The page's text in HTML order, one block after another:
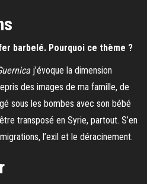
barbelé. Pourquoi ce thème ?
j’évoque la dimension
des images de ma famille, de
sous les bombes avec son bébé
transposé en Syrie, partout. S’en
l’exil et le déracinement.